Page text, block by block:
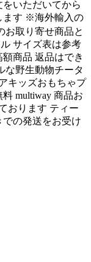
いただいてから
ます ※海外輸入の
お取り寄せ商品と
サイズ表は参考
商品 返品はでき
な野生動物チータ
キッズおもちゃプ
multiway 商品お
おります ティー
の発送をお受け